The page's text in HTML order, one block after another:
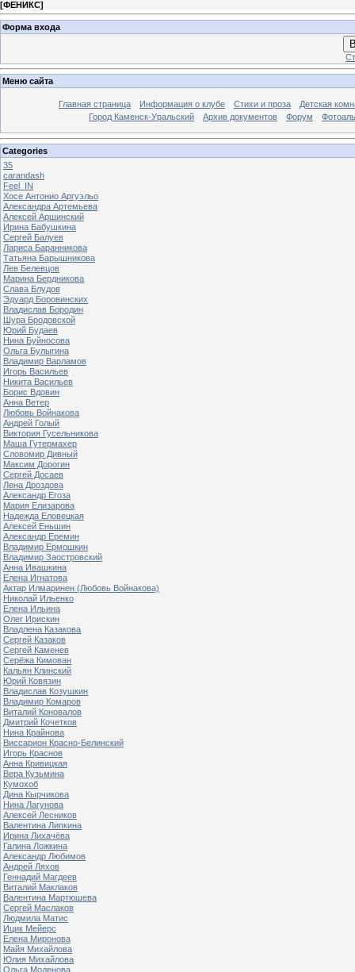
[ФЕНИКС]
Форма входа
Меню сайта
Главная страница Информация о клубе Стихи и проза
Детская
Город Каменск-Уральский
Архив документов Форум
Categories
35
carandash
Feel_IN
Хосе Антонио Аргуэльо
Александра Артемьева
Алексей Аршинский
Ирина Бабушкина
Сергей Балуев
Лариса Баранникова
Татьяна Барышникова
Лев Белевцов
Марина Бердникова
Слава Блудов
Эдуард Боровинских
Владислав Бородин
Шура Бродовской
Юрий Будаев
Нина Буйносова
Ольга Булыгина
Владимир Варламов
Игорь Васильев
Никита Васильев
Борис Вдовин
Анна Ветер
Любовь Войнакова
Андрей Голый
Виктория Гусельникова
Маша Гутермахер
Словомир Дивный
Максим Дорогин
Сергей Досаев
Лена Дроздова
Александр Егоза
Мария Елизарова
Надежда Еловецкая
Алексей Еньшин
Александр Еремин
Владимир Ермошкин
Владимир Заостровский
Анна Ивашкина
Елена Игнатова
Актар Илмаринен (Любовь Войнакова)
Николай Ильенко
Елена Ильина
Олег Ирискин
Владлена Казакова
Сергей Казаков
Сергей Каменев
Серёжа Кимован
Кальян Клинский
Юрий Ковязин
Владислав Козушкин
Владимир Комаров
Виталий Коновалов
Дмитрий Кочетков
Нина Крайнова
Виссарион Красно-Белинский
Игорь Краснов
Анна Кривицкая
Вера Кузьмина
Кумохоб
Дина Кырчикова
Нина Лагунова
Алексей Лесников
Валентина Липкина
Ирина Лихачёва
Галина Ложкина
Александр Любимов
Андрей Ляхов
Геннадий Магдеев
Виталий Маклаков
Валентина Мартюшева
Сергей Маслаков
Людмила Матис
Ицик Мейерс
Елена Миронова
Майя Михайлова
Юлия Михайлова
Ольга Моденова